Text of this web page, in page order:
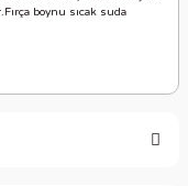
boynu sıcak suda